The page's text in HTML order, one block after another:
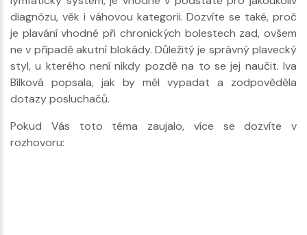
diagnózu, věk i váhovou kategorii. Dozvíte se také, proč
je plavání vhodné při chronických bolestech zad, ovšem
ne v případě akutní blokády. Důležitý je správný plavecký
styl, u kterého není nikdy pozdě na to se jej naučit. Iva
Bílková popsala, jak by měl vypadat a zodpověděla
dotazy posluchačů.
Pokud Vás toto téma zaujalo, více se dozvíte v
rozhovoru: